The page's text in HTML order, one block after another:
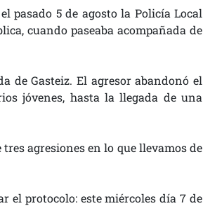
pasado 5 de agosto la Policía Local
cuando paseaba acompañada de
de Gasteiz. El agresor abandonó el
jóvenes, hasta la llegada de una
agresiones en lo que llevamos de
el protocolo: este miércoles día 7 de